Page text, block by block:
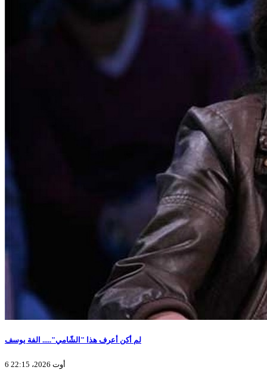
لم أكن أعرف هذا "الشّامي"..... الفة يوسف
6 أوت 2026، 22:15